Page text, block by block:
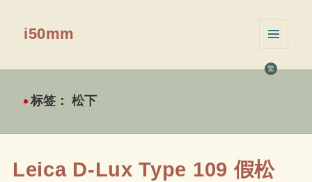
繁
i50mm
挂件
标签：松下
Leica D-Lux Type 109 假松